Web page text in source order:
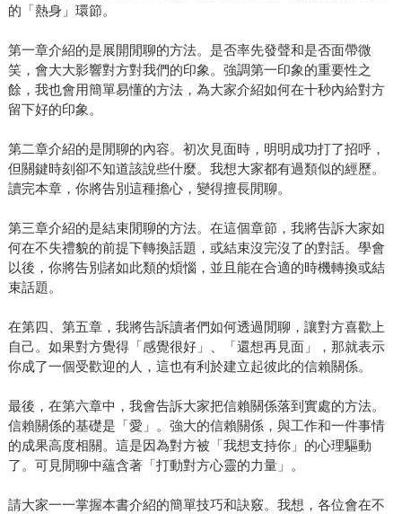
的「熱身」環節。
第一章介紹的是展開閒聊的方法。是否率先發聲和是否面帶微
笑，會大大影響對方對我們的印象。強調第一印象的重要性之
餘，我也會用簡單易懂的方法，為大家介紹如何在十秒內給對方
留下好的印象。
第二章介紹的是閒聊的內容。初次見面時，明明成功打了招呼，
但關鍵時刻卻不知道該說些什麼。我想大家都有過類似的經歷。
讀完本章，你將告別這種擔心，變得擅長閒聊。
第三章介紹的是結束閒聊的方法。在這個章節，我將告訴大家如
何在不失禮貌的前提下轉換話題，或結束沒完沒了的對話。學會
以後，你將告別諸如此類的煩惱，並且能在合適的時機轉換或結
束話題。
在第四、第五章，我將告訴讀者們如何透過閒聊，讓對方喜歡上
自己。如果對方覺得「感覺很好」、「還想再見面」，那就表示
你成了一個受歡迎的人，這也有利於建立起彼此的信賴關係。
最後，在第六章中，我會告訴大家把信賴關係落到實處的方法。
信賴關係的基礎是「愛」。強大的信賴關係，與工作和一件事情
的成果高度相關。這是因為對方被「我想支持你」的心理驅動
了。可見閒聊中蘊含著「打動對方心靈的力量」。
請大家一一掌握本書介紹的簡單技巧和訣竅。我想，各位會在不